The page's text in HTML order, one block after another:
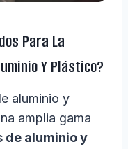
Para La
Y Plástico?
aluminio y
amplia gama
de aluminio y